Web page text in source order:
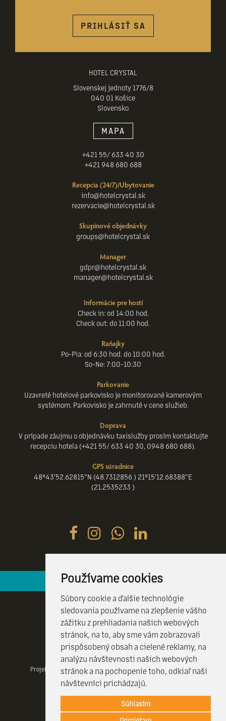
Používame cookies
Súbory cookie a ďalšie technológie
sledovania používame na zlepšenie vášho
zážitku z prehliadania našich webových
stránok, na to, aby sme vám zobrazovali
prispôsobený obsah a cielené reklamy, na
analýzu návštevnosti našich webových
stránok a na pochopenie toho, odkiaľ naši
návštevníci prichádzajú.
Súhlasím
HOTEL CRYSTAL
Slovenskej jednoty 1776/8
040 01 Košice
Slovensko
MAPA
+421 55/ 633 40 30
+421 948 680 688
Recepcia (24/7)/Ubytovanie
info@hotelcrystal.sk
rezervacie@hotelcrystal.sk
Skupinové objednávky
groups@hotelcrystal.sk
Manager
gdpr@hotelcrystal.sk
manager@hotelcrystal.sk
Informácie pre hostí
Check in: od 14:00 hod.
Check out: do 11:00 hod.
Raňajky
Po-Pia: od 6:30 hod. do 10:00 hod.
So-Ne: 7:00-10:30
Parkovanie
Uzavreté hotelové parkovisko je monitorované kamerovým
systémom. Parkovisko je zahrnuté v cene služieb.
Doprava
V prípade záujmu o objednávku taxislužby prosím kontaktujte
recepciu hotela (+421 55/ 633 40 30, 0948 680 688).
GPS súradnice
48°43'52.62815"N (48.7312856 ) 21°15'12.68388"E
(21.2535233 )
PRIHLÁSIŤ SA
Hotelová recepcia je k vašim službám 24 / 7
Projekt realizovany vďaka Visit Kosice a projektu CulTourData a
financovany programom COSME EÚ.
Created by Efektivny marketing